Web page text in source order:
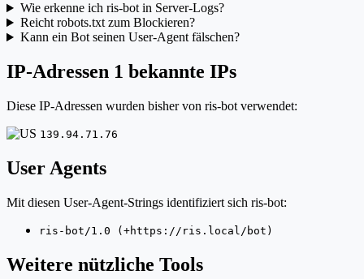
Wie erkenne ich ris-bot in Server-Logs?
Reicht robots.txt zum Blockieren?
Kann ein Bot seinen User-Agent fälschen?
IP-Adressen 1 bekannte IPs
Diese IP-Adressen wurden bisher von ris-bot verwendet:
139.94.71.76
User Agents
Mit diesen User-Agent-Strings identifiziert sich ris-bot:
ris-bot/1.0 (+https://ris.local/bot)
Weitere nützliche Tools